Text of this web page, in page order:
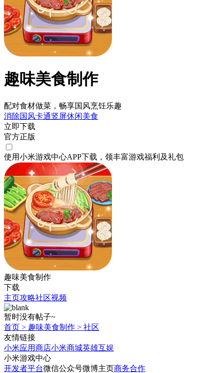
趣味美食制作
配对食材做菜，畅享国风烹饪乐趣
消除国风卡通竖屏休闲美食
立即下载
官方正版
使用小米游戏中心APP下载 ，领丰富游戏福利 及礼包
趣味美食制作
下载
主页攻略社区视频
暂时没有帖子~
首页 > 趣味美食制作 > 社区
友情链接
小米应用商店小米商城英雄互娱
小米游戏中心
开发者平台微信公众号微博主页商务合作